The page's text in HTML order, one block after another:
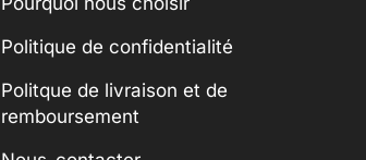
Politique de confidentialité
Politque de livraison et de
remboursement